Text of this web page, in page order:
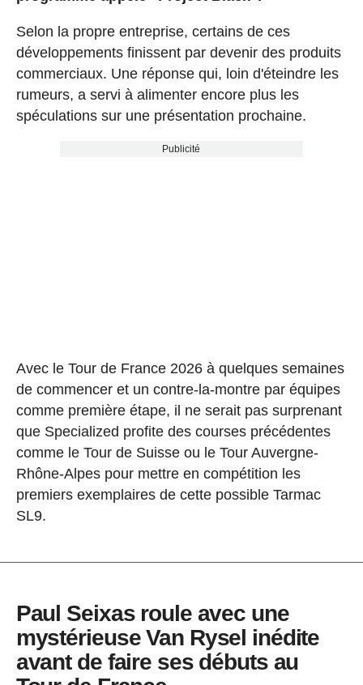
Selon la propre entreprise, certains de ces
développements finissent par devenir des produits
commerciaux. Une réponse qui, loin d'éteindre les
rumeurs, a servi à alimenter encore plus les
spéculations sur une présentation prochaine.
Publicité
Avec le Tour de France 2026 à quelques semaines
de commencer et un contre-la-montre par équipes
comme première étape, il ne serait pas surprenant
que Specialized profite des courses précédentes
comme le Tour de Suisse ou le Tour Auvergne-
Rhône-Alpes pour mettre en compétition les
premiers exemplaires de cette possible Tarmac
SL9.
Paul Seixas roule avec une
mystérieuse Van Rysel inédite
avant de faire ses débuts au